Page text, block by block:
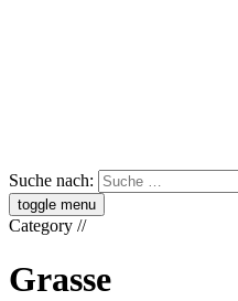
Suche nach:
toggle menu
Category //
Grasse